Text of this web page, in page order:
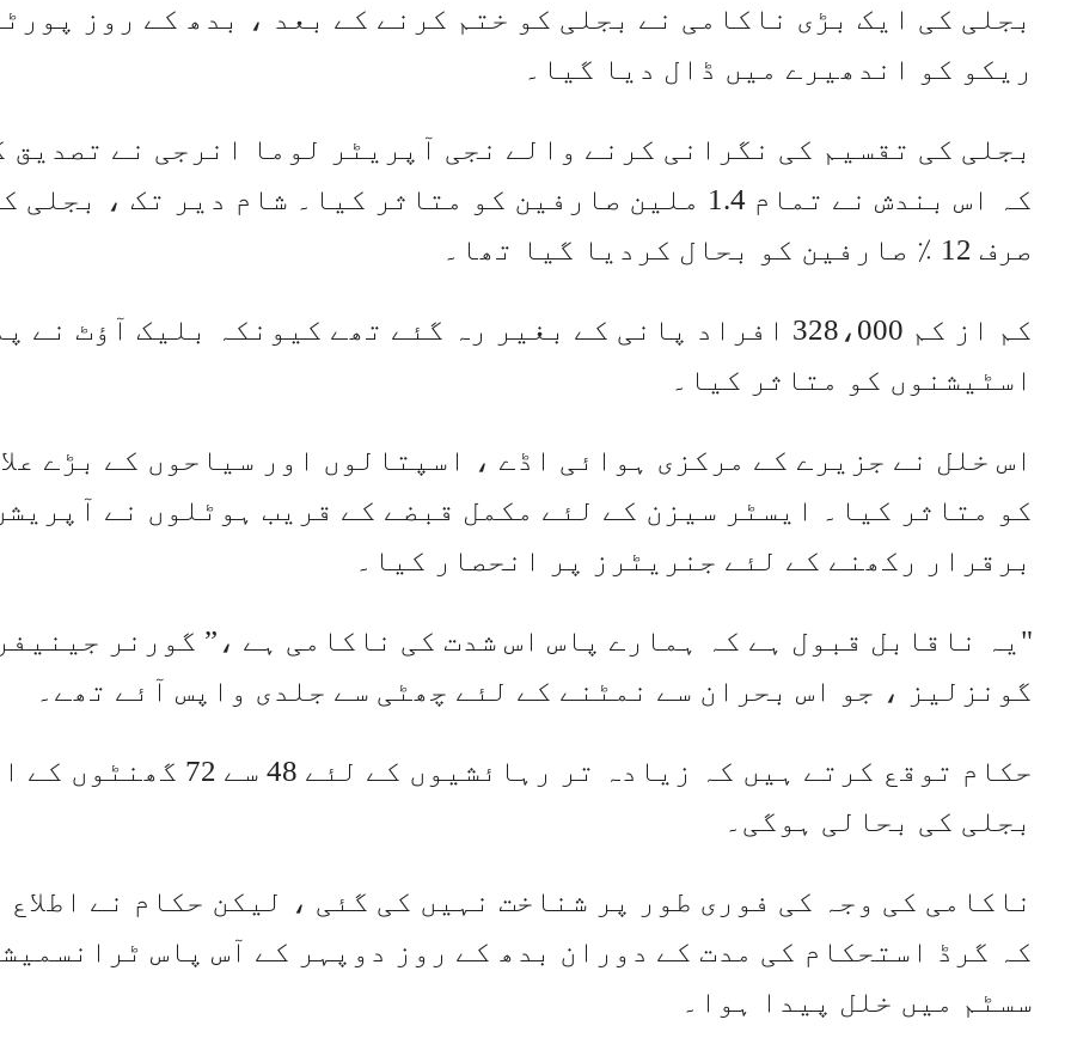
بجلی کی ایک بڑی ناکامی نے بجلی کو ختم کرنے کے بعد ، بدھ کے روز
ریکو کو اندھیرے میں ڈال دیا گیا۔
بجلی کی تقسیم کی نگرانی کرنے والے نجی آپریٹر لوما انرجی نے تصدیق
کہ اس بندش نے تمام 1.4 ملین صارفین کو متاثر کیا۔ شام دیر تک ، بجلی
صرف 12 ٪ صارفین کو بحال کردیا گیا تھا۔
کم از کم 328،000 افراد پانی کے بغیر رہ گئے تھے کیونکہ بلیک آؤٹ نے
اسٹیشنوں کو متاثر کیا۔
اس خلل نے جزیرے کے مرکزی ہوائی اڈے ، اسپتالوں اور سیاحوں کے بڑے
کو متاثر کیا۔ ایسٹر سیزن کے لئے مکمل قبضے کے قریب ہوٹلوں نے
برقرار رکھنے کے لئے جنریٹرز پر انحصار کیا۔
"یہ ناقابل قبول ہے کہ ہمارے پاس اس شدت کی ناکامی ہے ،” گورنر جینیفر
گونزلیز ، جو اس بحران سے نمٹنے کے لئے چھٹی سے جلدی واپس آئے تھے۔
حکام توقع کرتے ہیں کہ زیادہ تر رہائشیوں کے لئے 48 سے
بجلی کی بحالی ہوگی۔
ناکامی کی وجہ کی فوری طور پر شناخت نہیں کی گئی ، لیکن حکام نے اطلاع
کہ گرڈ استحکام کی مدت کے دوران بدھ کے روز دوپہر کے آس پاس
سسٹم میں خلل پیدا ہوا۔